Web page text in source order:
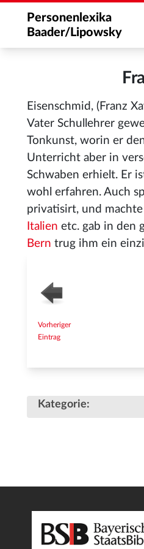
Personenlexika
Baader/Lipowsky
Eisenschmid, (Franz
Vater Schullehrer
Tonkunst, worin er
Unterricht aber in
Schwaben erhielt. Er
wohl erfahren. Auch
privatisirt, und
Italien etc. gab in den
Bern trug ihm ein
Vorheriger
Eintrag
Kategorie: